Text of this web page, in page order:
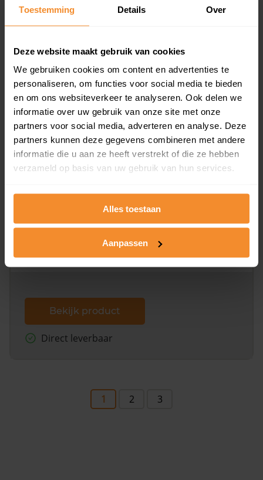
Toestemming Details Over
Deze website maakt gebruik van cookies
We gebruiken cookies om content en advertenties te
personaliseren, om functies voor social media te bieden
en om ons websiteverkeer te analyseren. Ook delen we
informatie over uw gebruik van onze site met onze
partners voor social media, adverteren en analyse. Deze
partners kunnen deze gegevens combineren met andere
informatie die u aan ze heeft verstrekt of die ze hebben
verzameld op basis van uw gebruik van hun services.
Alles toestaan
Aanpassen
Een overzicht van alle verkochte woningen (koopsom
en koopdatum) binnen een postcodegebied. Dit
koopsommen.
Bekijk product
Direct leverbaar
Alleen globale ligging perceel
Een uitgebreid overzicht van het perceel en
omliggende percelen met de kadastrale erfgrenzen,
Bekijk product
Direct leverbaar
1 2 3